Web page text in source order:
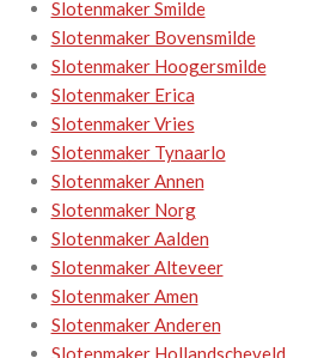
Slotenmaker Smilde
Slotenmaker Bovensmilde
Slotenmaker Hoogersmilde
Slotenmaker Erica
Slotenmaker Vries
Slotenmaker Tynaarlo
Slotenmaker Annen
Slotenmaker Norg
Slotenmaker Aalden
Slotenmaker Alteveer
Slotenmaker Amen
Slotenmaker Anderen